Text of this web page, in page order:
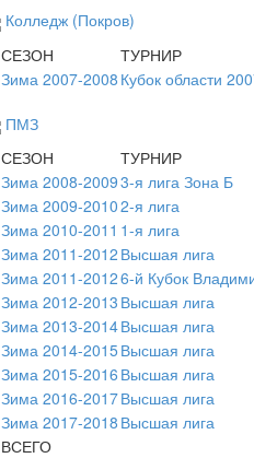
Колледж (Покров)
СЕЗОН
ТУРНИР
Зима 2007-2008 Кубок области
ПМЗ
СЕЗОН
ТУРНИР
Зима 2008-20093-я лига Зона Б
Зима 2009-20102-я лига
Зима 2010-2011 1-я лига
Зима 2011-2012 Высшая лига
Зима 2011-20126-й Кубок
Зима 2012-2013 Высшая лига
Зима 2013-2014Высшая лига
Зима 2014-2015Высшая лига
Зима 2015-2016 Высшая лига
Зима 2016-2017Высшая лига
Зима 2017-2018 Высшая лига
ВСЕГО